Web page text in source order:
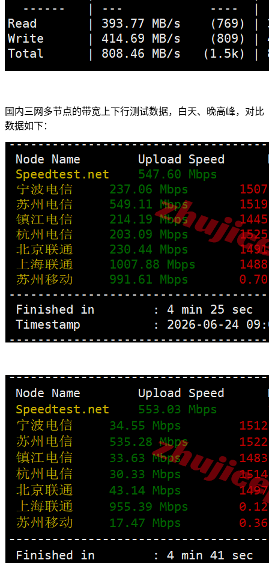
国内三网多节点的带宽上下行测试数据，白天、晚高峰，对比
数据如下：